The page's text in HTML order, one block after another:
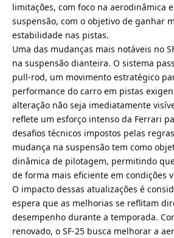
limitações, com foco na aerodinâmica
suspensão, com o objetivo de ganhar
estabilidade nas pistas.
Uma das mudanças mais notáveis no
na suspensão dianteira. O sistema
pull-rod, um movimento estratégico
performance do carro em pistas
alteração não seja imediatamente
reflete um esforço intenso da Ferrari
desafios técnicos impostos pelas
mudança na suspensão tem como
dinâmica de pilotagem, permitindo
de forma mais eficiente em condições
O impacto dessas atualizações é
espera que as melhorias se reflitam
desempenho durante a temporada.
renovado, o SF-25 busca melhorar a